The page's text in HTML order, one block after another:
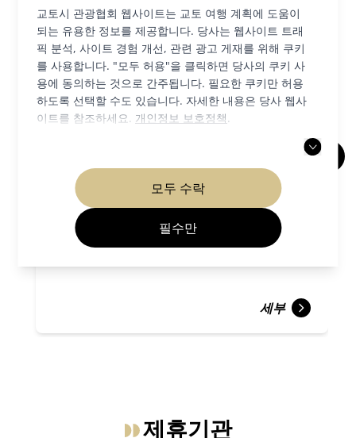
교토시 관광협회 웹사이트는 교토 여행 계획에 도움이
되는 유용한 정보를 제공합니다. 당사는 웹사이트 트래
픽 분석, 사이트 경험 개선, 관련 광고 게재를 위해 쿠키
를 사용합니다. "모두 허용"을 클릭하면 당사의 쿠키 사
용에 동의하는 것으로 간주됩니다. 필요한 쿠키만 허용
하도록 선택할 수도 있습니다. 자세한 내용은 당사 웹사
이트를 참조하세요. 개인정보 보호정책.
모두 수락
필수만
비바 교토 광장
교토역 주변
세부
제휴기관